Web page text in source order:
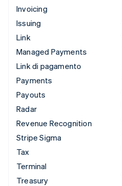
Invoicing
Issuing
Link
Managed Payments
Link di pagamento
Payments
Payouts
Radar
Revenue Recognition
Stripe Sigma
Tax
Terminal
Treasury